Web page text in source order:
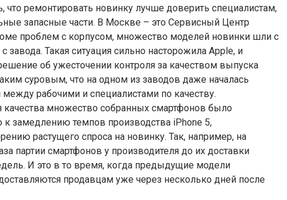
что ремонтировать новинку лучше доверить специалистам,
запасные части. В Москве – это Сервисный Центр
проблем с корпусом, множество моделей новинки шли с
Такая ситуация сильно насторожила Apple, и
об ужесточении контроля за качеством выпуска
суровым, что на одном из заводов даже началась
между рабочими и специалистами по качеству.
качества множество собранных смартфонов было
к замедлению темпов производства iPhone 5,
растущего спроса на новинку. Так, например, на
партии смартфонов у производителя до их доставки
И это в то время, когда предыдущие модели
продавцам уже через несколько дней после